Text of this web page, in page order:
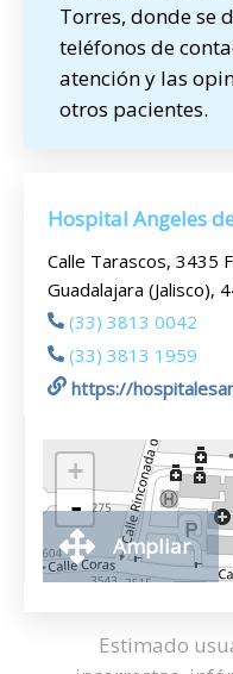
Torres, donde se
teléfonos de
atención y las
otros pacientes.
Hospital Angeles
Calle Tarascos, 3435
Guadalajara (Jalisco),
(33) 3813 0042
(33) 3813 1959
https://
+
-
Ampliar
Estimado